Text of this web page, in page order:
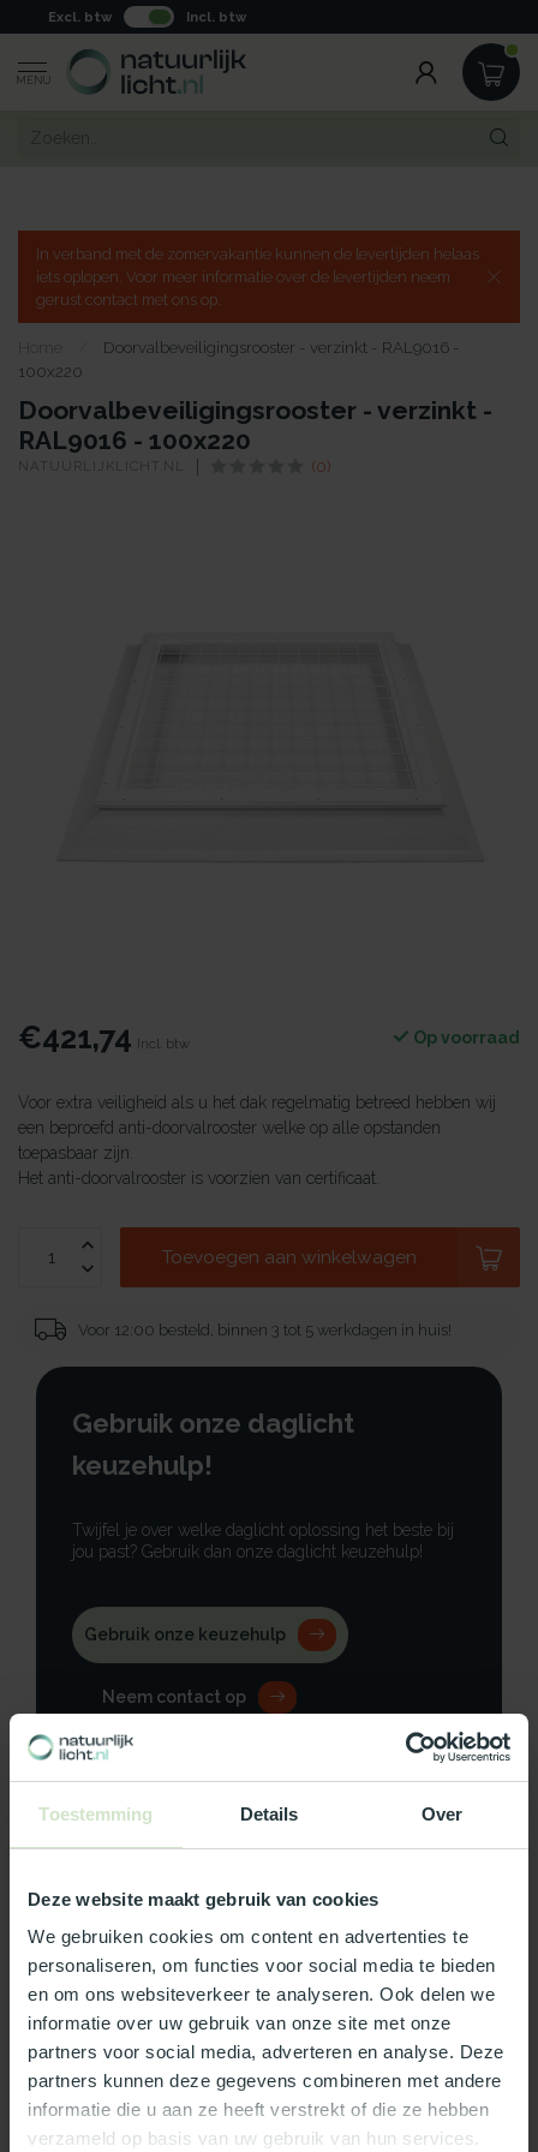
Toestemming Details Over
Deze website maakt gebruik van cookies
We gebruiken cookies om content en advertenties te
personaliseren, om functies voor social media te bieden
en om ons websiteverkeer te analyseren. Ook delen we
informatie over uw gebruik van onze site met onze
partners voor social media, adverteren en analyse. Deze
partners kunnen deze gegevens combineren met andere
informatie die u aan ze heeft verstrekt of die ze hebben
verzameld op basis van uw gebruik van hun services.
Excl. btw Incl. btw
MENU
In verband met de zomervakantie kunnen de levertijden helaas
iets oplopen. Voor meer informatie over de levertijden neem
gerust contact met ons op.
Home
Doorvalbeveiligingsrooster - verzinkt - RAL9016 -
100x220
Doorvalbeveiligingsrooster - verzinkt -
RAL9016 - 100x220
NATUURLIJKLICHT.NL (0)
€421,74 Incl. btw Op voorraad
Voor extra veiligheid als u het dak regelmatig betreed hebben wij
een beproefd anti-doorvalrooster welke op alle opstanden
toepasbaar zijn.
Het anti-doorvalrooster is voorzien van certificaat.
Toevoegen aan winkelwagen
Voor 12:00 besteld, binnen 3 tot 5 werkdagen in huis!
Gebruik onze daglicht
keuzehulp!
Twijfel je over welke daglicht oplossing het beste bij
jou past? Gebruik dan onze daglicht keuzehulp!
Gebruik onze keuzehulp
Neem contact op
Productomschrijving
Specificaties
Reviews
Wat ons écht bijzonder maakt:
Officieel Skylux dealer!